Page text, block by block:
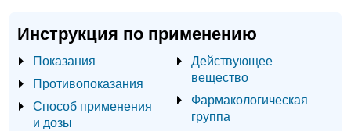
Инструкция по применению
Показания
Противопоказания
Способ применения
и дозы
Действующее
вещество
Фармакологическая
группа